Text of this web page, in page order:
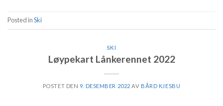
Posted inSki
SKI
Løypekart Lånkerennet 2022
POSTET DEN 9. DESEMBER 2022 AV BÅRD KJESBU